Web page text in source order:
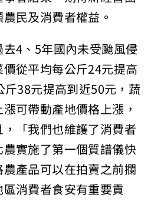
民及消費者權益。
4、5年國內未受颱風侵
從平均每公斤24元提高
38元提高到近50元，蔬
可帶動產地價格上漲，
「我們也維護了消費者
實施了第一個質譜儀快
產品可以在拍賣之前攔
消費者食安有重要貢